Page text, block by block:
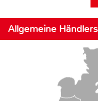
Allgemeine